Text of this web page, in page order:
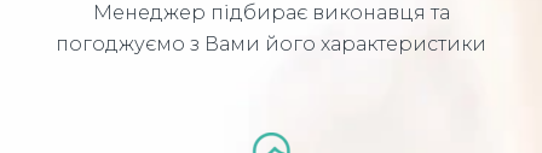
Менеджер підбирає виконавця та
погоджуємо з Вами його характеристики